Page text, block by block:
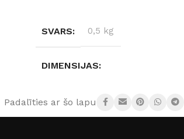
SVARS 0,5 kg
DIMENSIJAS
10 × 10 × 30 cm
Padalīties ar šo lapu: